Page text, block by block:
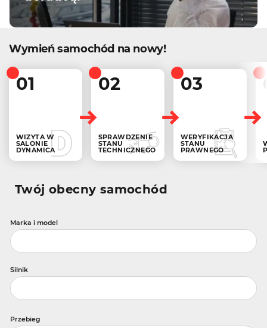
Wymień samochód na nowy!
01
WIZYTA W
SALONIE
DYNAMICA
02
SPRAWDZENIE
STANU
TECHNICZNEGO
03
WERYFIKACJA
STANU
PRAWNEGO
Twój obecny samochód
Marka i model
Silnik
Przebieg